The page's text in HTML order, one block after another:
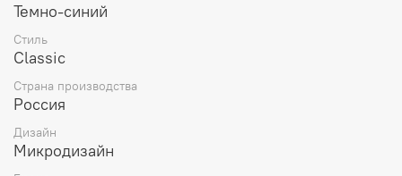
встречах и важных событиях и торжественных
мероприятиях. Универсальный сдержанный синий цвет
и классический силуэт – практичный выбор для
мужского гардероба.
Данный артикул включает в себя пиджак и брюки.
Дополнительно к костюму можно приобрести брюки из
Темно-синий
Стиль
Classic
Страна производства
Россия
Дизайн
Микродизайн